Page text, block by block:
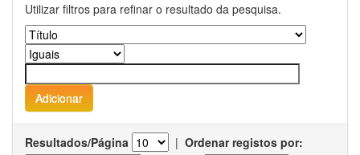
Utilizar filtros para refinar o resultado da pesquisa.
Resultados/Página | Ordenar registos por: